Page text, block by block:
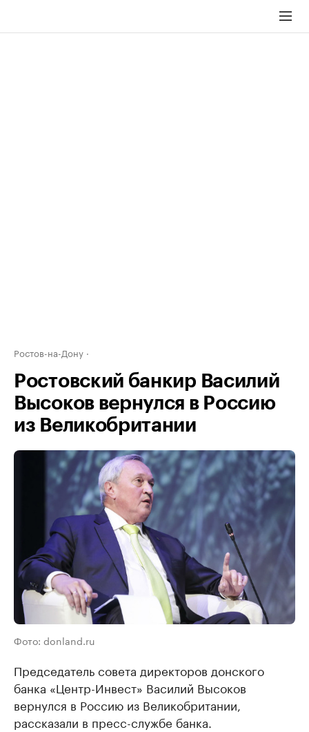
Ростов-на-Дону
Ростовский банкир Василий
Высоков вернулся в Россию
из Великобритании
Фото: donland.ru
Председатель совета директоров донского
банка «Центр-Инвест» Василий Высоков
вернулся в Россию из Великобритании,
рассказали в пресс-службе банка.